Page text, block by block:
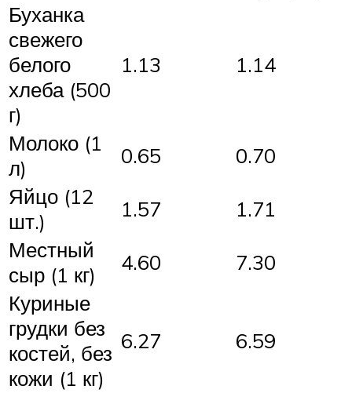
Буханка
свежего
белого
хлеба (500
г)
1.13 1.14
Молоко (1
л)
0.65
0.70
Яйцо (12
шт.)
1.57
1.71
Местный
сыр (1 кг)
4.60
7.30
Куриные
грудки без
костей, без
кожи (1 кг)
6.27 6.59